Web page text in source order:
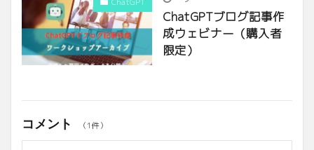
ChatGPTブログ記事作
成ウェビナー（購入者
限定）
コメント （1件）